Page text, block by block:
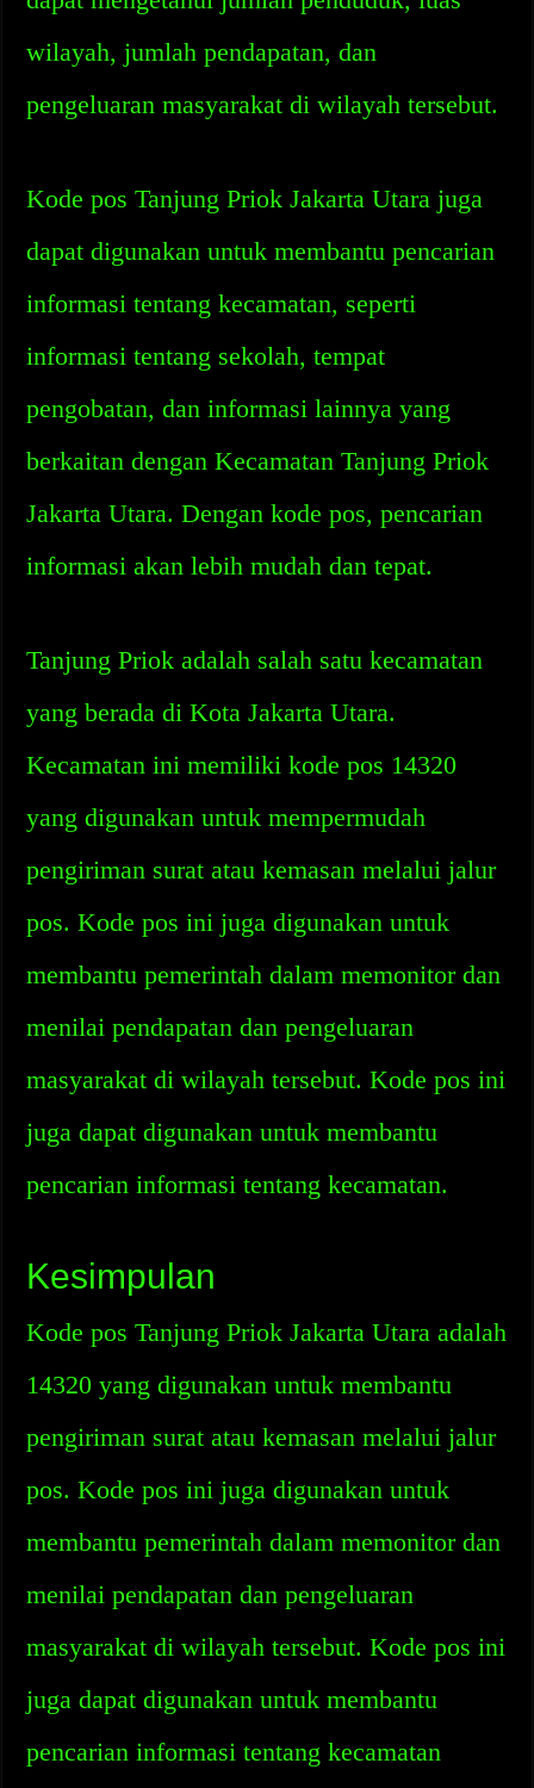
wilayah, jumlah pendapatan, dan
pengeluaran masyarakat di wilayah tersebut.
Kode pos Tanjung Priok Jakarta Utara juga
dapat digunakan untuk membantu pencarian
informasi tentang kecamatan, seperti
informasi tentang sekolah, tempat
pengobatan, dan informasi lainnya yang
berkaitan dengan Kecamatan Tanjung Priok
Jakarta Utara. Dengan kode pos, pencarian
informasi akan lebih mudah dan tepat.
Tanjung Priok adalah salah satu kecamatan
yang berada di Kota Jakarta Utara.
Kecamatan ini memiliki kode pos 14320
yang digunakan untuk mempermudah
pengiriman surat atau kemasan melalui jalur
pos. Kode pos ini juga digunakan untuk
membantu pemerintah dalam memonitor dan
menilai pendapatan dan pengeluaran
masyarakat di wilayah tersebut. Kode pos ini
juga dapat digunakan untuk membantu
pencarian informasi tentang kecamatan.
Kesimpulan
Kode pos Tanjung Priok Jakarta Utara adalah
14320 yang digunakan untuk membantu
pengiriman surat atau kemasan melalui jalur
pos. Kode pos ini juga digunakan untuk
membantu pemerintah dalam memonitor dan
menilai pendapatan dan pengeluaran
masyarakat di wilayah tersebut. Kode pos ini
juga dapat digunakan untuk membantu
pencarian informasi tentang kecamatan